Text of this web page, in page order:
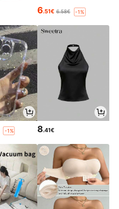
6.51€ 6.58€ -1%
-1% 8.41€